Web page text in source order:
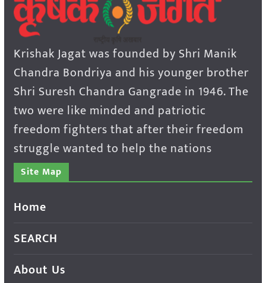
Krishak Jagat was founded by Shri Manik
Chandra Bondriya and his younger brother
Shri Suresh Chandra Gangrade in 1946. The
two were like minded and patriotic
freedom fighters that after their freedom
struggle wanted to help the nations
Site Map
Home
SEARCH
About Us